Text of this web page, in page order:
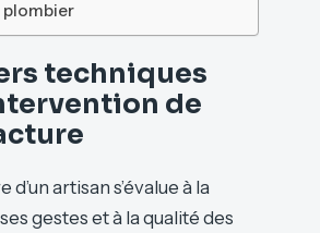
plombier
techniques
de
d’un artisan s’évalue à la
gestes et à la qualité des